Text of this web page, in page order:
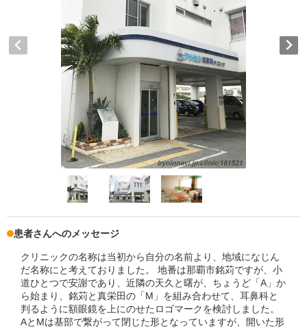
患者さんへのメッセージ
クリニックの名称は当初から自分の名前より、地域になじん
だ名称にと考えておりました。 地番は那覇市銘苅ですが、小
道ひとつで安謝であり、近隣の天久と曙が、ちょうど「A」か
ら始まり、銘苅と真栄田の「M」を組み合わせて、耳鼻科と
判るように額眼鏡を上にのせたロゴマークを検討しました。
AとMは基部で繋がって閉じた形となっていますが、開いた形